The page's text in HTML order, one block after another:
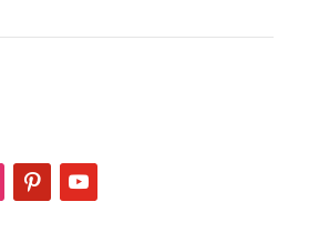
pinterestyoutube